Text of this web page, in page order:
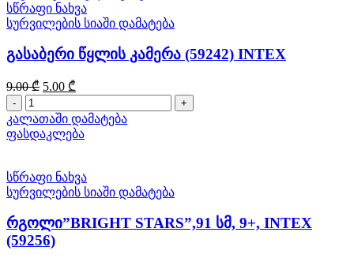
სწრაფი ნახვა
სურვილების სიაში დამატება
გასაბერი წყლის კამერა (59242) INTEX
9.00₾ Original
price
was:
9.00 ₾.
5.00 ₾
price
is:
5.00 ₾.
რაოდენობა:
გასაბერი
წყლის
INTEX
კალათაში დამატება
ფასდაკლება
სწრაფი ნახვა
სურვილების სიაში დამატება
რგოლი”BRIGHT STARS”,91 სმ, 9+, INTEX
(59256)